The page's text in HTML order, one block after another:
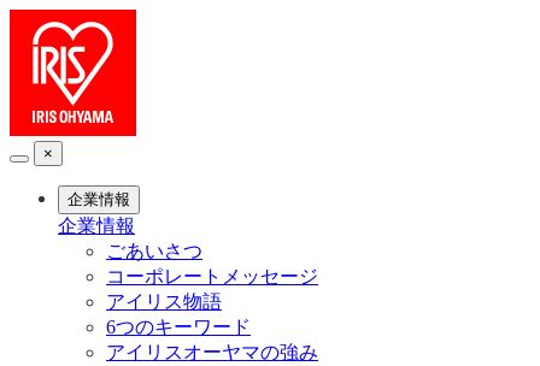
×
企業情報
企業情報
ごあいさつ
コーポレートメッセージ
アイリス物語
6つのキーワード
アイリスオーヤマの強み